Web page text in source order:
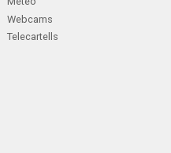
Webcams
Telecartells